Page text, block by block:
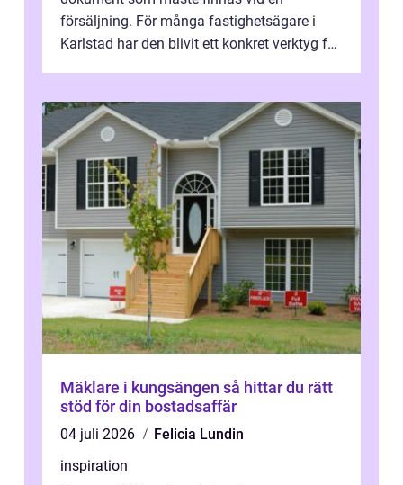
försäljning. För många fastighetsägare i
Karlstad har den blivit ett konkret verktyg för
Mäklare i kungsängen så hittar du rätt
stöd för din bostadsaffär
04 juli 2026
Felicia Lundin
inspiration